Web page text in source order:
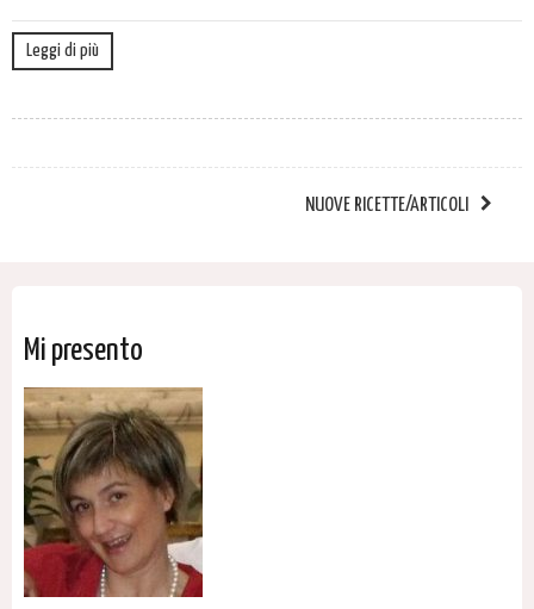
Leggi di più
NUOVE RICETTE/ARTICOLI
Mi presento